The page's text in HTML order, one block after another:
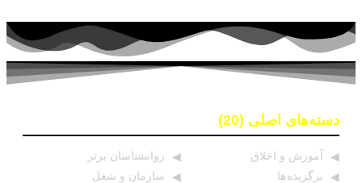
دسته‌های اصلی (20)
آموزش و اخلاق
برگزیده ها
روانشناسان برتر
سازمان و شغل